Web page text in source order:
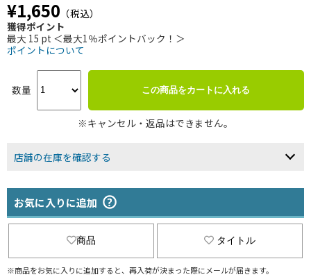
¥1,650 （税込）
獲得ポイント
最大 15 pt ＜最大1％ポイントバック！＞
ポイントについて
数量 この商品をカートに入れる
※キャンセル・返品はできません。
店舗の在庫を確認する
お気に入りに追加
商品 タイトル
※商品をお気に入りに追加すると、再入荷が決まった際にメールが届きます。